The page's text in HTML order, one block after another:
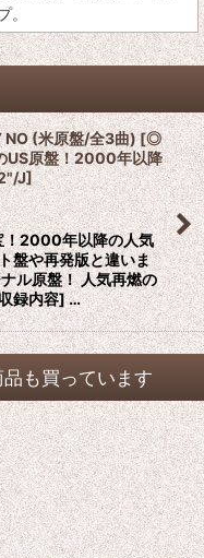
。
NO (米原盤/全3曲) [◎
US原盤！2000年以降
J]
2000年以降の人気
盤や再発版と違いま
ル原盤！ 人気再燃の
録内容] …
も買っています